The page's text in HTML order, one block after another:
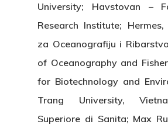
University; Havstovan –
Research Institute;
za Oceanografiju i
of Oceanography and
for Biotechnology and
Trang University,
Superiore di Sanita; Max